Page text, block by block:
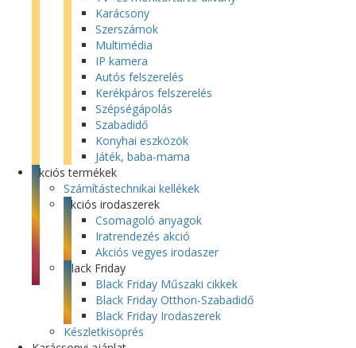
Karácsony
Szerszámok
Multimédia
IP kamera
Autós felszerelés
Kerékpáros felszerelés
Szépségápolás
Szabadidő
Konyhai eszközök
Játék, baba-mama
Akciós termékek
Számítástechnikai kellékek
Akciós irodaszerek
Csomagoló anyagok
Iratrendezés akció
Akciós vegyes irodaszer
Black Friday
Black Friday Műszaki cikkek
Black Friday Otthon-Szabadidő
Black Friday Irodaszerek
Készletkisöprés